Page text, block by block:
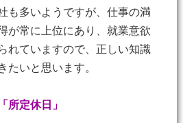
も多いようですが、仕事の満
が常に上位にあり、就業意欲
れていますので、正しい知識
たいと思います。
所定休日」